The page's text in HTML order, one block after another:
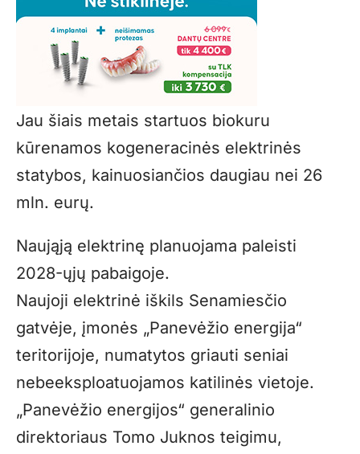
Jau šiais metais startuos biokuru
kūrenamos kogeneracinės elektrinės
statybos, kainuosiančios daugiau nei 26
mln. eurų.
Naująją elektrinę planuojama paleisti
2028-ųjų pabaigoje.
Naujoji elektrinė iškils Senamiesčio
gatvėje, įmonės „Panevėžio energija“
teritorijoje, numatytos griauti seniai
nebeeksploatuojamos katilinės vietoje.
„Panevėžio energijos“ generalinio
direktoriaus Tomo Juknos teigimu,